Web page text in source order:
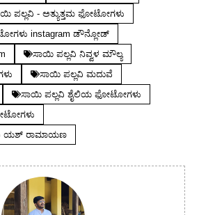
ಪಲ್ಲವಿ - ಅತ್ಯುತ್ತಮ ಫೋಟೋಗಳು
instagram ಡೌನ್ಲೋಡ್
ಸಾಯಿ ಪಲ್ಲವಿ ನಿವ್ವಳ ಮೌಲ್ಯ
ಸಾಯಿ ಪಲ್ಲವಿ ಮದುವೆ
ಸಾಯಿ ಪಲ್ಲವಿ ಶೈಲಿಯ ಫೋಟೋಗಳು
ಯಶ್ ರಾಮಾಯಣ